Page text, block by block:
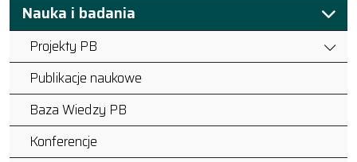
Nauka i badania
Projekty PB
Publikacje naukowe
Baza Wiedzy PB
Konferencje